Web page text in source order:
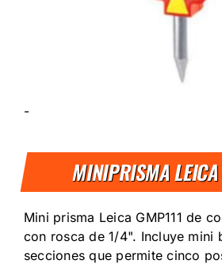
-
MINIPRISMA
Mini prisma Leica GMP111 de
con rosca de 1/4". Incluye mini
secciones que permite cinco